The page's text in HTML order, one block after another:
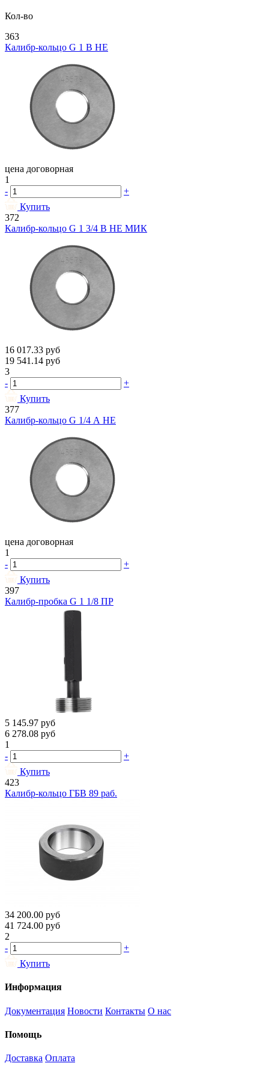
Кол-во
363
Калибр-кольцо G 1 В НЕ
цена договорная
1
-
+
Купить
372
Калибр-кольцо G 1 3/4 В НЕ МИК
16 017.33 руб
19 541.14 руб
3
-
+
Купить
377
Калибр-кольцо G 1/4 А НЕ
цена договорная
1
-
+
Купить
397
Калибр-пробка G 1 1/8 ПР
5 145.97 руб
6 278.08 руб
1
-
+
Купить
423
Калибр-кольцо ГБВ 89 раб.
34 200.00 руб
41 724.00 руб
2
-
+
Купить
Информация
Документация Новости Контакты О нас
Помощь
Доставка Оплата